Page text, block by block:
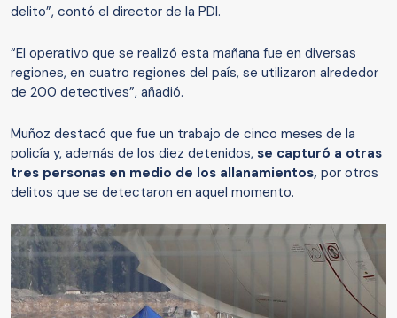
delito”, contó el director de la PDI.
“El operativo que se realizó esta mañana fue en diversas
regiones, en cuatro regiones del país, se utilizaron alrededor
de 200 detectives”, añadió.
Muñoz destacó que fue un trabajo de cinco meses de la
policía y, además de los diez detenidos, se capturó a otras
tres personas en medio de los allanamientos, por otros
delitos que se detectaron en aquel momento.